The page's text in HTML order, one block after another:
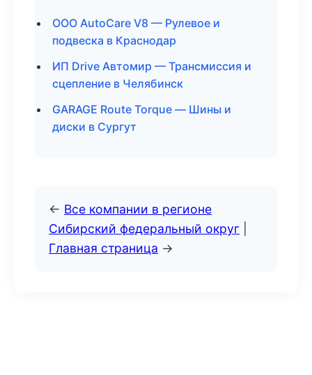
ООО AutoCare V8 — Рулевое и
подвеска в Краснодар
ИП Drive Автомир — Трансмиссия и
сцепление в Челябинск
GARAGE Route Torque — Шины и
диски в Сургут
← Все компании в регионе
Сибирский федеральный округ
Главная страница →